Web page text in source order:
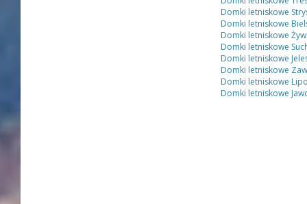
Domki letniskowe
Domki letniskowe
Domki letniskowe
Domki letniskowe
Domki letniskowe
Domki letniskowe
Domki letniskowe
Domki letniskowe